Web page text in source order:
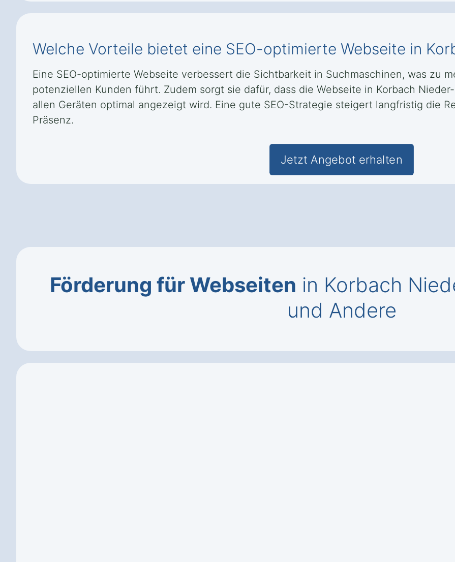
Welche Vorteile bietet eine SEO-optimierte Webseite in
Eine SEO-optimierte Webseite verbessert die Sichtbarkeit in Suchmaschinen, was zu
potenziellen Kunden führt. Zudem sorgt sie dafür, dass die Webseite in Korbach
allen Geräten optimal angezeigt wird. Eine gute SEO-Strategie steigert langfristig die
Präsenz.
Jetzt Angebot erhalten
Förderung für Webseiten in Korbach
und Andere